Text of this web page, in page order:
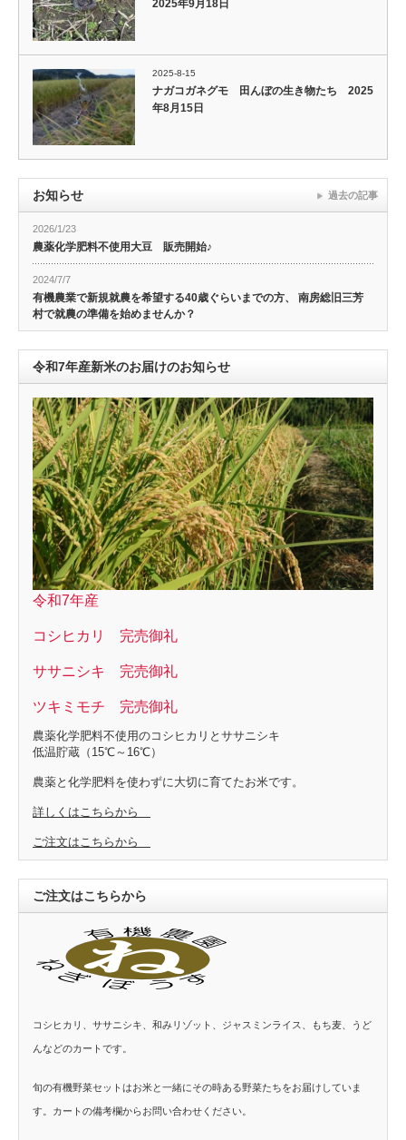
2025年9月18日
2025-8-15
ナガコガネグモ 田んぼの生き物たち 2025
年8月15日
お知らせ
2026/1/23
農薬化学肥料不使用大豆 販売開始♪
2024/7/7
有機農業で新規就農を希望する40歳ぐらいまでの方、 南房総旧三芳
村で就農の準備を始めませんか？
過去の記事
令和7年産新米のお届けのお知らせ
令和7年産
コシヒカリ 完売御礼
ササニシキ 完売御礼
ツキミモチ 完売御礼
農薬化学肥料不使用のコシヒカリとササニシキ
低温貯蔵（15℃～16℃）
農薬と化学肥料を使わずに大切に育てたお米です。
詳しくはこちらから
ご注文はこちらから
ご注文はこちらから
コシヒカリ、ササニシキ、和みリゾット、ジャスミンライス、もち麦、うど
んなどのカートです。
旬の有機野菜セットはお米と一緒にその時ある野菜たちをお届けしていま
す。カートの備考欄からお問い合わせください。